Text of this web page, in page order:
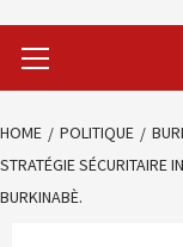
Menu
HOME POLITIQUE
STRATÉGIE SÉCURITAIRE
BURKINABÈ.